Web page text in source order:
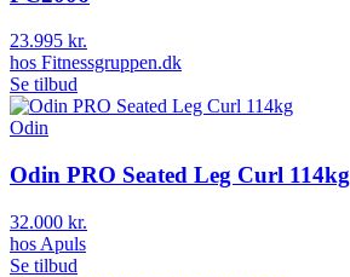
23.995 kr.
hos Fitnessgruppen.dk
Se tilbud
Odin
Odin PRO Seated Leg Curl 114kg
32.000 kr.
hos Apuls
Se tilbud